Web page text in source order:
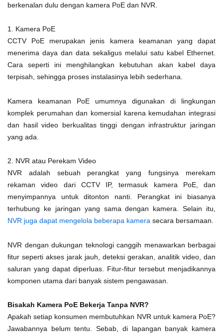
berkenalan dulu dengan kamera PoE dan NVR.
1. Kamera PoE
CCTV PoE merupakan jenis kamera keamanan yang dapat
menerima daya dan data sekaligus melalui satu kabel Ethernet.
Cara seperti ini menghilangkan kebutuhan akan kabel daya
terpisah, sehingga proses instalasinya lebih sederhana.
Kamera keamanan PoE umumnya digunakan di lingkungan
komplek perumahan dan komersial karena kemudahan integrasi
dan hasil video berkualitas tinggi dengan infrastruktur jaringan
yang ada.
2. NVR atau Perekam Video
NVR adalah sebuah perangkat yang fungsinya merekam
rekaman video dari CCTV IP, termasuk kamera PoE, dan
menyimpannya untuk ditonton nanti. Perangkat ini biasanya
terhubung ke jaringan yang sama dengan kamera. Selain itu,
NVR juga dapat mengelola beberapa kamera secara bersamaan.
NVR dengan dukungan teknologi canggih menawarkan berbagai
fitur seperti akses jarak jauh, deteksi gerakan, analitik video, dan
saluran yang dapat diperluas. Fitur-fitur tersebut menjadikannya
komponen utama dari banyak sistem pengawasan.
Bisakah Kamera PoE Bekerja Tanpa NVR?
Apakah setiap konsumen membutuhkan NVR untuk kamera PoE?
Jawabannya belum tentu. Sebab, di lapangan banyak kamera